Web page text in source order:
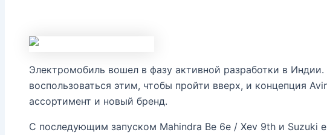
Электромобиль вошел в фазу активной разработки в
воспользоваться этим, чтобы пройти вверх, и концепция
ассортимент и новый бренд.
С последующим запуском Mahindra Be 6e / Xev 9th и Suzuki